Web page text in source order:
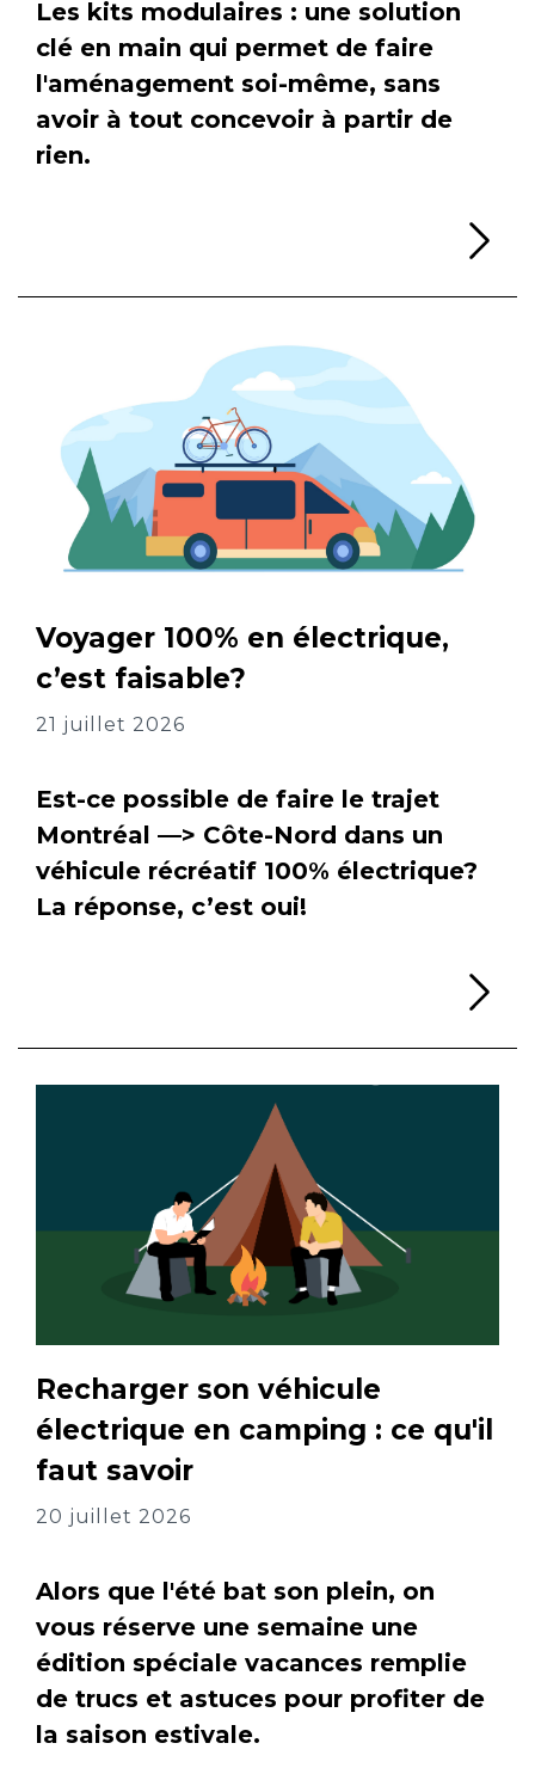
Les kits modulaires : une solution
clé en main qui permet de faire
l'aménagement soi-même, sans
avoir à tout concevoir à partir de
rien.
Voyager 100% en électrique,
c’est faisable?
21 juillet 2026
Est-ce possible de faire le trajet
Montréal —> Côte-Nord dans un
véhicule récréatif 100% électrique?
La réponse, c’est oui!
Recharger son véhicule
électrique en camping : ce qu'il
faut savoir
20 juillet 2026
Alors que l'été bat son plein, on
vous réserve une semaine une
édition spéciale vacances remplie
de trucs et astuces pour profiter de
la saison estivale.